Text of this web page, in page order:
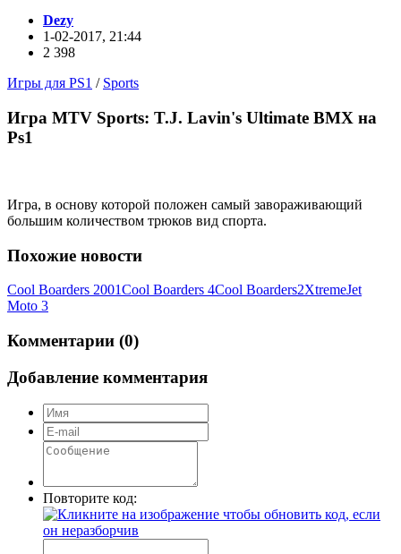
Dezy
1-02-2017, 21:44
2 398
Игры для PS1 / Sports
Игра MTV Sports: T.J. Lavin's Ultimate BMX на
Ps1
Игра, в основу которой положен самый завораживающий
большим количеством трюков вид спорта.
Похожие новости
Cool Boarders 2001Cool Boarders 4Cool Boarders2XtremeJet
Moto 3
Комментарии (0)
Добавление комментария
Повторите код: